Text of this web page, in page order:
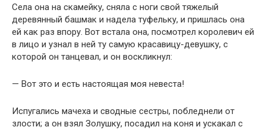
Села она на скамейку, сняла с ноги свой тяжелый
деревянный башмак и надела туфельку, и пришлась она
ей как раз впору. Вот встала она, посмотрел королевич ей
в лицо и узнал в ней ту самую красавицу-девушку, с
которой он танцевал, и он воскликнул:
— Вот это и есть настоящая моя невеста!
Испугались мачеха и сводные сестры, побледнели от
злости; а он взял Золушку, посадил на коня и ускакал с